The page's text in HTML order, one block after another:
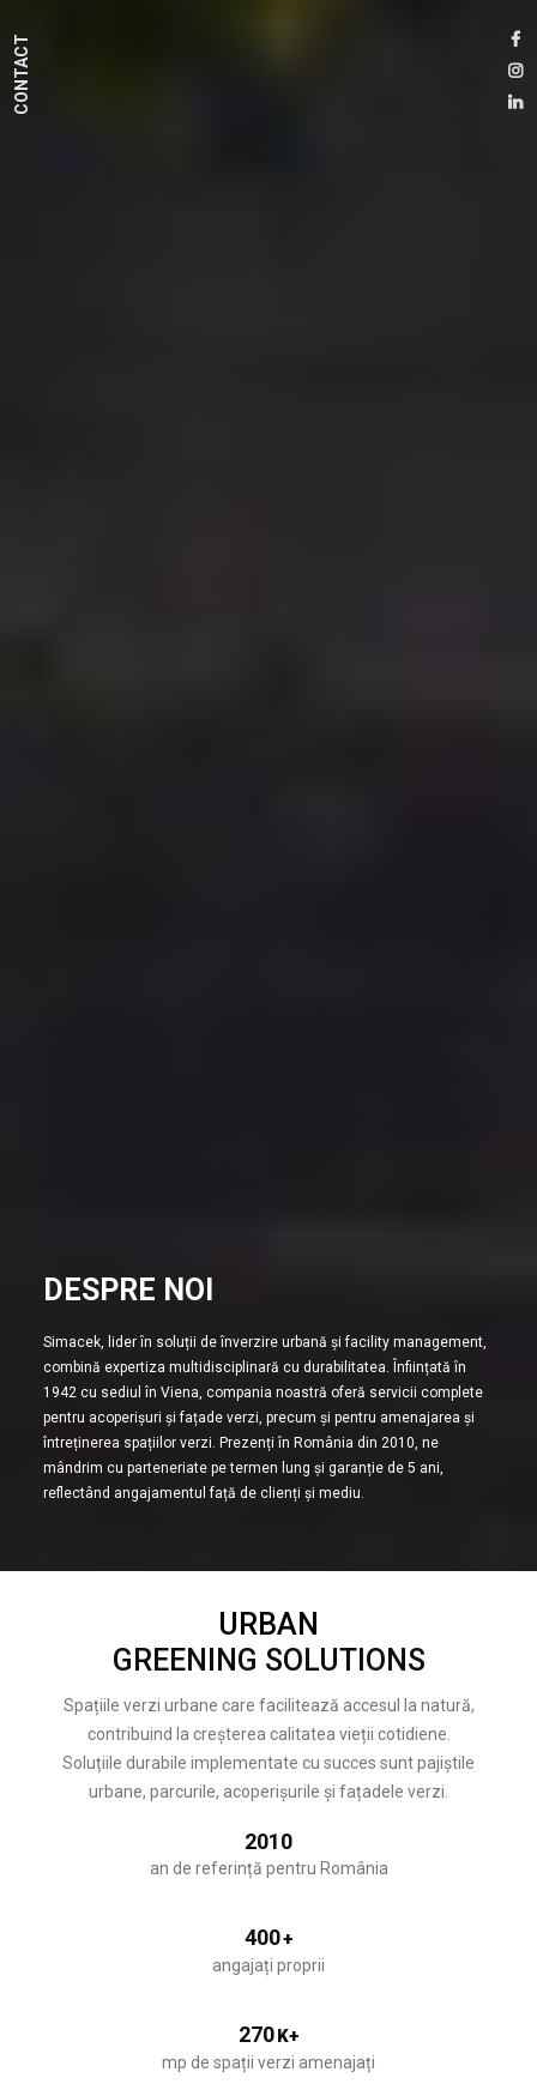
DESPRE NOI
Simacek, lider în soluții de înverzire urbană și facility management,
combină expertiza multidisciplinară cu durabilitatea. Înființată în
1942 cu sediul în Viena, compania noastră oferă servicii complete
pentru acoperișuri și fațade verzi, precum și pentru amenajarea și
întreținerea spațiilor verzi. Prezenți în România din 2010, ne
mândrim cu parteneriate pe termen lung și garanție de 5 ani,
reflectând angajamentul față de clienți și mediu.
URBAN
GREENING SOLUTIONS
Spațiile verzi urbane care facilitează accesul la natură,
contribuind la creșterea calitatea vieții cotidiene.
Soluțiile durabile implementate cu succes sunt pajiștile
urbane, parcurile, acoperișurile și fațadele verzi.
2010
an de referință pentru România
400+
angajați proprii
270K+
mp de spații verzi amenajați
CONTACT